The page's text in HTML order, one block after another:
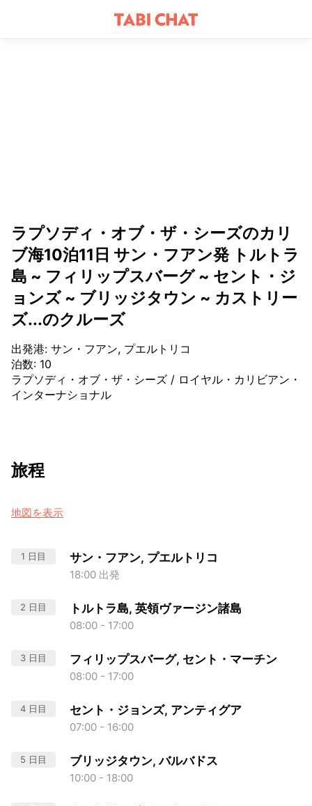
ラプソディ・オブ・ザ・シーズのカリ
ブ海10泊11日 サン・フアン発 トルトラ
島 ~ フィリップスバーグ ~ セント・ジ
ョンズ ~ ブリッジタウン ~ カストリー
ズ...のクルーズ
出発港: サン・フアン, プエルトリコ
泊数: 10
ラプソディ・オブ・ザ・シーズ / ロイヤル・カリビアン・
インターナショナル
旅程
地図を表示
1 日目 サン・フアン, プエルトリコ
18:00 出発
2 日目 トルトラ島, 英領ヴァージン諸島
08:00 - 17:00
3 日目 フィリップスバーグ, セント・マーチン
08:00 - 17:00
4 日目 セント・ジョンズ, アンティグア
07:00 - 16:00
5 日目 ブリッジタウン, バルバドス
10:00 - 18:00